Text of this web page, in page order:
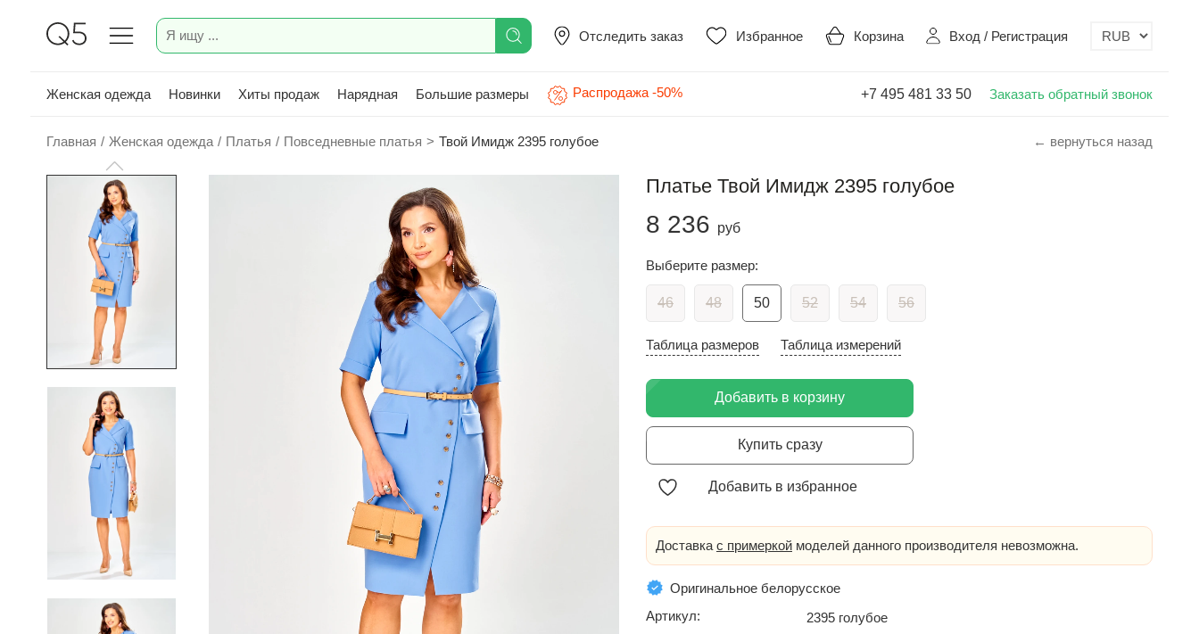
Отследить заказ Избранное Корзина Вход / Регистрация
Женская одежда Новинки Хиты продаж Нарядная Большие размеры Распродажа -50% +7 495 481 33 50 Заказать обратный звонок
Главная / Женская одежда / Платья / Повседневные платья > Твой Имидж 2395 голубое ← вернуться назад
Платье Твой Имидж 2395 голубое
8 236 руб
Выберите размер:
46 48 50 52 54 56
Таблица размеров Таблица измерений
Добавить в корзину
Купить сразу
Добавить в избранное
Доставка с примеркой моделей данного производителя невозможна.
Оригинальное белорусское
Артикул:
2395 голубое